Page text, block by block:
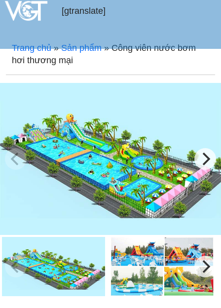
[gtranslate]
Trang chủ»Sản phẩm»Công viên nước bơm
hơi thương mại